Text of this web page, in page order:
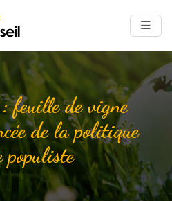
feuille de vigne
de la politique
populiste